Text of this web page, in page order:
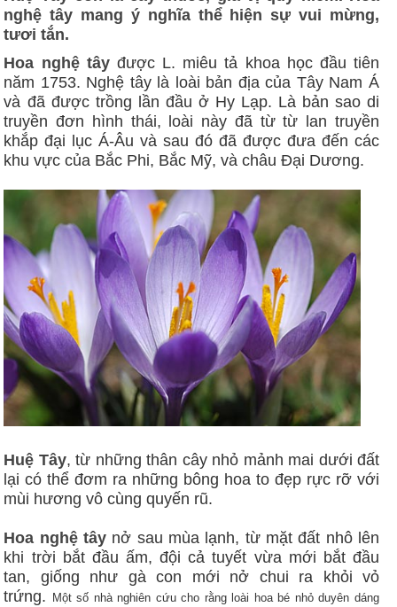
nghệ tây mang ý nghĩa thể hiện sự vui mừng,
tươi tắn.
Hoa nghệ tâyđược L. miêu tả khoa học đầu tiên
năm 1753. Nghệ tây là loài bản địa của Tây Nam Á
và đã được trồng lần đầu ở Hy Lạp. Là bản sao di
truyền đơn hình thái, loài này đã từ từ lan truyền
khắp đại lục Á-Âu và sau đó đã được đưa đến các
khu vực của Bắc Phi, Bắc Mỹ, và châu Đại Dương.
Huệ Tây, từ những thân cây nhỏ mảnh mai dưới đất
lại có thể đơm ra những bông hoa to đẹp rực rỡ với
mùi hương vô cùng quyến rũ.
Hoa nghệ tây nở sau mùa lạnh, từ mặt đất nhô lên
khi trời bắt đầu ấm, đội cả tuyết vừa mới bắt đầu
tan, giống như gà con mới nở chui ra khỏi vỏ
trứng.
Một số nhà nghiên cứu cho rằng loài hoa bé nhỏ duyên dáng